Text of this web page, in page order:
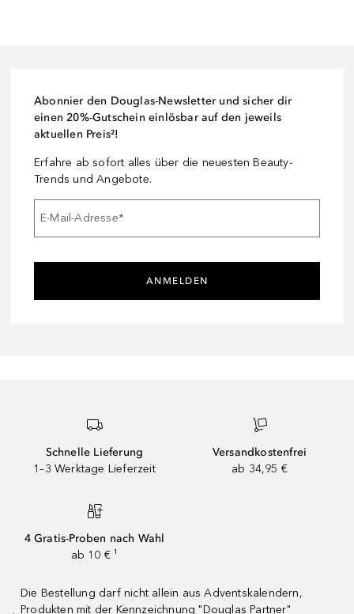
Abonnier den Douglas-Newsletter und sicher dir
einen 20%-Gutschein einlösbar auf den jeweils
aktuellen Preis²!
Erfahre ab sofort alles über die neuesten Beauty-
Trends und Angebote.
E-Mail-Adresse*
ANMELDEN
Schnelle Lieferung
1–3 Werktage Lieferzeit
Versandkostenfrei
ab 34,95 €
4 Gratis-Proben nach Wahl
ab 10 € ¹
Die Bestellung darf nicht allein aus Adventskalendern,
Produkten mit der Kennzeichnung "Douglas Partner"